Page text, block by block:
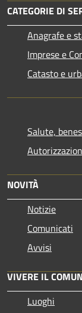
CATEGORIE DI
Anagrafe e
Imprese e
Catasto e
Salute,
NOVITÀ
Notizie
Comunicati
Avvisi
VIVERE IL
Luoghi